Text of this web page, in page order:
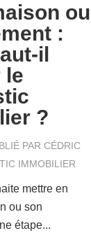
ou
:
il
le
?
PARCÉDRIC
IMMOBILIER
mettre en
ou son
étape...